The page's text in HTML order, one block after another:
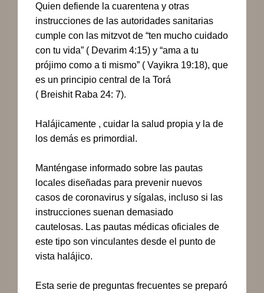
Quien defiende la cuarentena y otras
instrucciones de las autoridades sanitarias
cumple con las mitzvot de “ten mucho cuidado
con tu vida” ( Devarim 4:15) y “ama a tu
prójimo como a ti mismo” ( Vayikra 19:18), que
es un principio central de la Torá
( Breishit Raba 24: 7).
Halájicamente , cuidar la salud propia y la de
los demás es primordial.
Manténgase informado sobre las pautas
locales diseñadas para prevenir nuevos
casos de coronavirus y sígalas, incluso si las
instrucciones suenan demasiado
cautelosas. Las pautas médicas oficiales de
este tipo son vinculantes desde el punto de
vista hal ájico.
Esta serie de preguntas frecuentes se preparó